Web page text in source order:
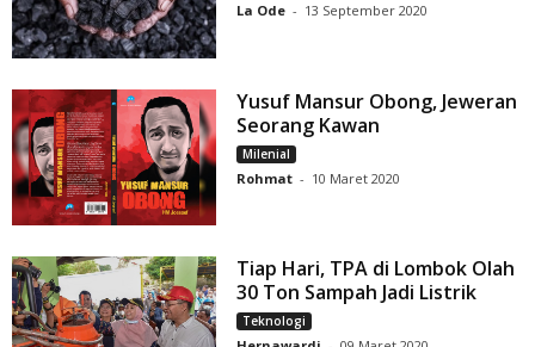
La Ode - 13 September 2020
Yusuf Mansur Obong, Jeweran
Seorang Kawan
Milenial
Rohmat - 10 Maret 2020
Tiap Hari, TPA di Lombok Olah
30 Ton Sampah Jadi Listrik
Teknologi